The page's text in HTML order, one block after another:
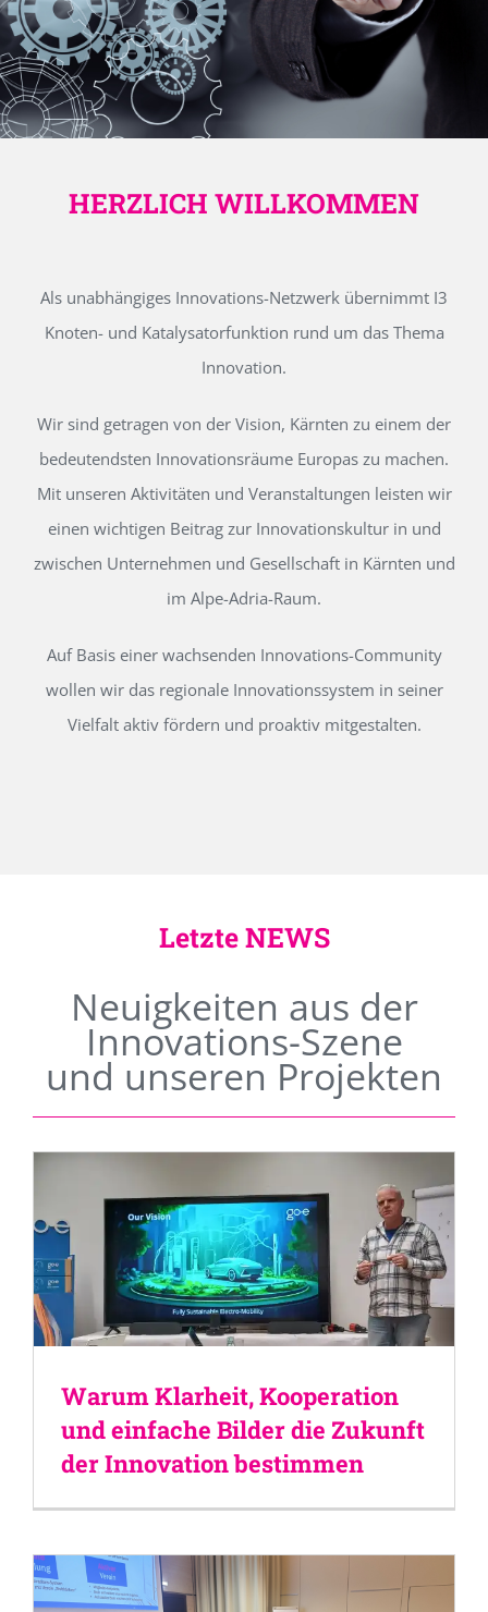
HERZLICH WILLKOMMEN
Als unabhängiges Innovations-Netzwerk übernimmt I3
Knoten- und Katalysatorfunktion rund um das Thema
Innovation.
Wir sind getragen von der Vision, Kärnten zu einem der
bedeutendsten Innovationsräume Europas zu machen.
Mit unseren Aktivitäten und Veranstaltungen leisten wir
einen wichtigen Beitrag zur Innovationskultur in und
zwischen Unternehmen und Gesellschaft in Kärnten und
im Alpe-Adria-Raum.
Auf Basis einer wachsenden Innovations-Community
wollen wir das regionale Innovationssystem in seiner
Vielfalt aktiv fördern und proaktiv mitgestalten.
Letzte NEWS
Neuigkeiten aus der
Innovations-Szene
und unseren Projekten
Warum Klarheit, Kooperation
und einfache Bilder die Zukunft
der Innovation bestimmen